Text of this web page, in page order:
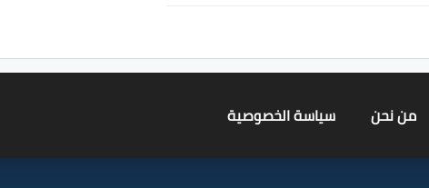
من نحن سياسة الخصوصية